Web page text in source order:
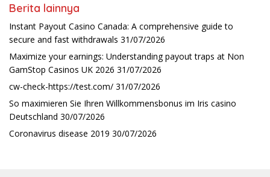
Berita lainnya
Instant Payout Casino Canada: A comprehensive guide to
secure and fast withdrawals 31/07/2026
Maximize your earnings: Understanding payout traps at Non
GamStop Casinos UK 2026 31/07/2026
cw-check-https://test.com/ 31/07/2026
So maximieren Sie Ihren Willkommensbonus im Iris casino
Deutschland 30/07/2026
Coronavirus disease 2019 30/07/2026